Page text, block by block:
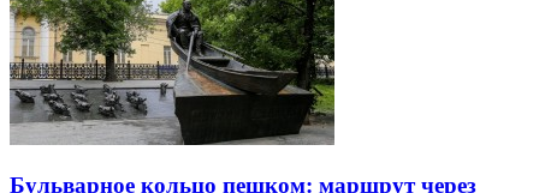
Бульварное кольцо пешком: маршрут через